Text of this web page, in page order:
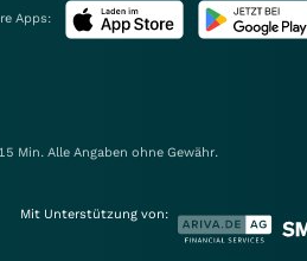
Apps:
Min. Alle Angaben ohne Gewähr.
Mit Unterstützung von: